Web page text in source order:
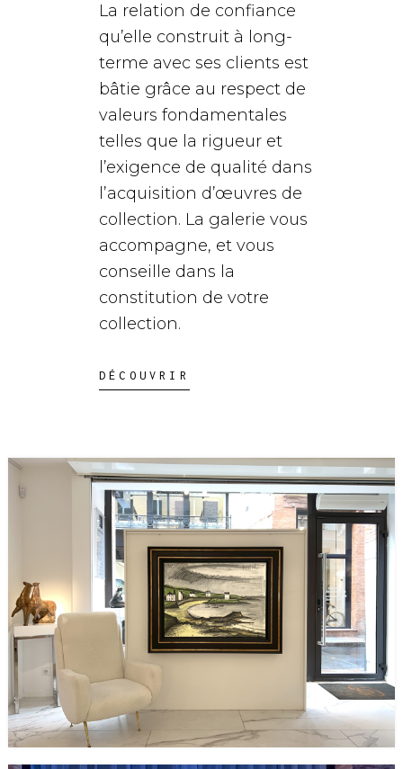
La relation de confiance
qu’elle construit à long-
terme avec ses clients est
bâtie grâce au respect de
valeurs fondamentales
telles que la rigueur et
l’exigence de qualité dans
l’acquisition d’œuvres de
collection. La galerie vous
accompagne, et vous
conseille dans la
constitution de votre
collection.
DÉCOUVRIR